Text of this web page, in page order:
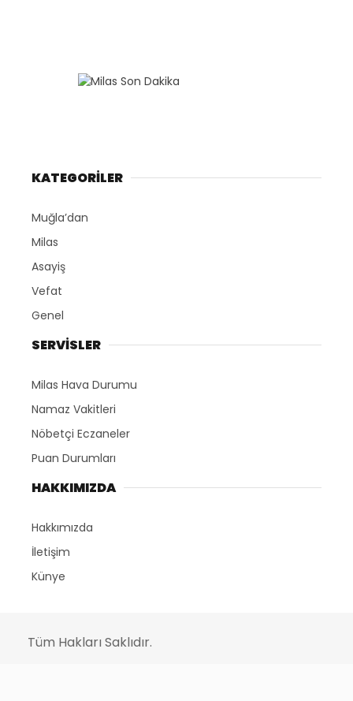
KATEGORİLER
Muğla’dan
Milas
Asayiş
Vefat
Genel
SERVİSLER
Milas Hava Durumu
Namaz Vakitleri
Nöbetçi Eczaneler
Puan Durumları
HAKKIMIZDA
Hakkımızda
İletişim
Künye
Tüm Hakları Saklıdır.